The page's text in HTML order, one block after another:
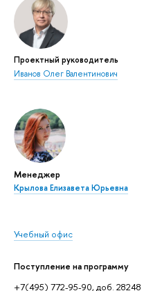
Проектный руководитель
Иванов Олег Валентинович
Менеджер
Крылова Елизавета Юрьевна
Учебный офис
Поступление на программу
+7(495) 772-95-90, доб. 28248